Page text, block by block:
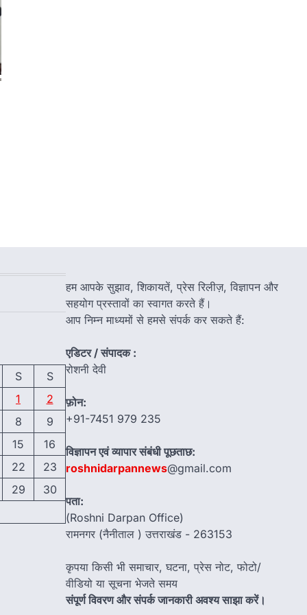
S
S
1
2
8
9
15
16
22
23
29
30
हम आपके सुझाव, शिकायतें, प्रेस रिलीज़, विज्ञापन और
सहयोग प्रस्तावों का स्वागत करते हैं।
आप निम्न माध्यमों से हमसे संपर्क कर सकते हैं:
एडिटर / संपादक :
रोशनी देवी
फ़ोन:
+91-7451 979 235
विज्ञापन एवं व्यापार संबंधी पूछताछ:
roshnidarpannews@gmail.com
पता:
(Roshni Darpan Office)
रामनगर (नैनीताल ) उत्तराखंड - 263153
कृपया किसी भी समाचार, घटना, प्रेस नोट, फोटो/
वीडियो या सूचना भेजते समय
संपूर्ण विवरण और संपर्क जानकारी अवश्य साझा करें।